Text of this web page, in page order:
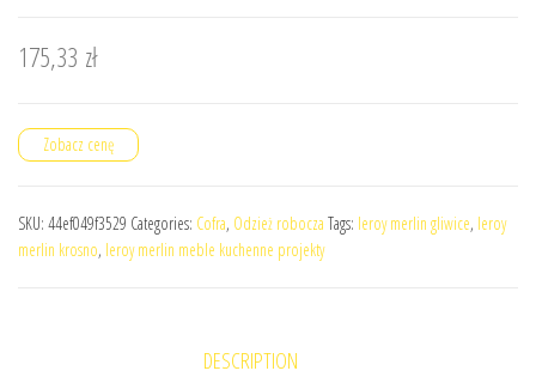
175,33 zł
Zobacz cenę
SKU: 44ef049f3529 Categories: Cofra, Odzież robocza Tags: leroy merlin gliwice, leroy
merlin krosno, leroy merlin meble kuchenne projekty
DESCRIPTION